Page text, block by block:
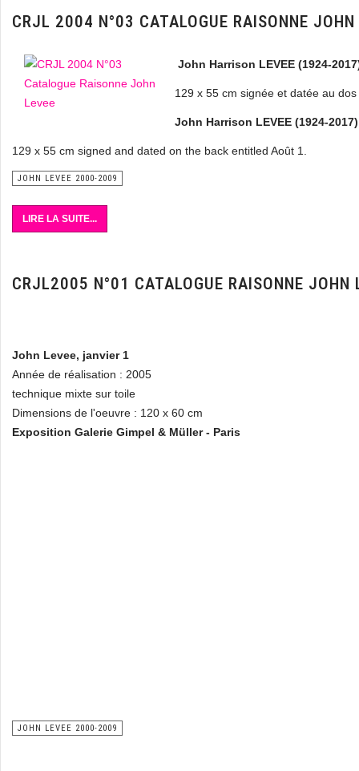
CRJL 2004 N°03 CATALOGUE RAISONNE JOHN
John Harrison LEVEE (1924-
129 x 55 cm signée et datée au
John Harrison LEVEE (1924-2017)
129 x 55 cm signed and dated on the back entitled Août 1.
JOHN LEVEE 2000-2009
LIRE LA SUITE...
CRJL2005 N°01 CATALOGUE RAISONNE JOHN
John Levee, janvier 1
Année de réalisation : 2005
technique mixte sur toile
Dimensions de l'oeuvre : 120 x 60 cm
Exposition Galerie Gimpel & Müller - Paris
JOHN LEVEE 2000-2009